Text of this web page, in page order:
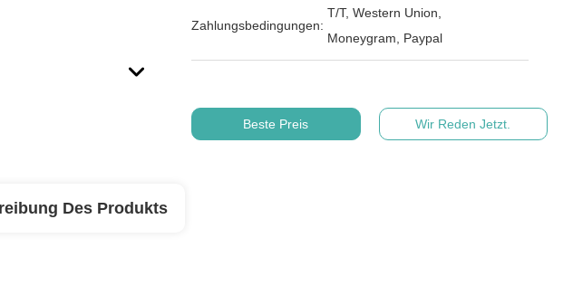
Zahlungsbedingungen:
T/T, Western Union,
Moneygram, Paypal
Beste Preis Wir Reden Jetzt.
Des Produkts